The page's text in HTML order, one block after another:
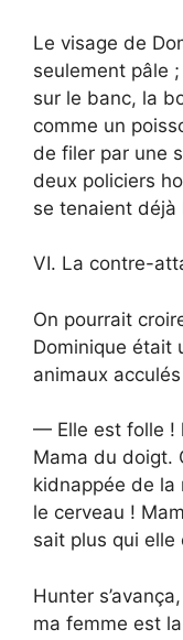
Le visage de
seulement pâle
sur le banc, la
comme un
de filer par une
deux policiers
se tenaient déjà
VI. La contre-
On pourrait
Dominique était
animaux
— Elle est folle !
Mama du doigt.
kidnappée de la
le cerveau !
sait plus qui elle
Hunter
ma femme est